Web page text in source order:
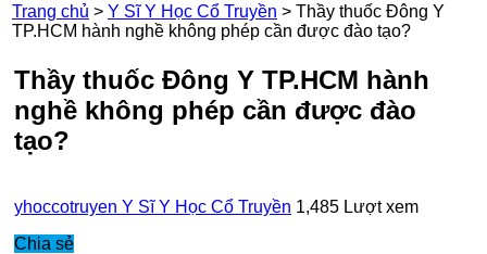
Trang chủ > Y Sĩ Y Học Cổ Truyền > Thầy thuốc Đông Y
TP.HCM hành nghề không phép cần được đào tạo?
Thầy thuốc Đông Y TP.HCM hành
nghề không phép cần được đào
tạo?
yhoccotruyen Y Sĩ Y Học Cổ Truyền 1,485 Lượt xem
Chia sẻ